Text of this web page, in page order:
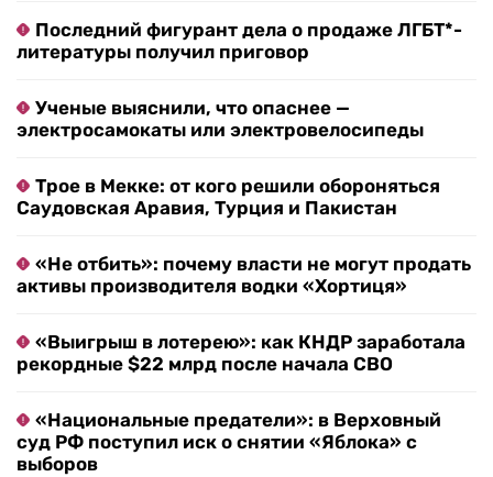
Последний фигурант дела о продаже ЛГБТ*-
литературы получил приговор
Ученые выяснили, что опаснее —
электросамокаты или электровелосипеды
Трое в Мекке: от кого решили обороняться
Саудовская Аравия, Турция и Пакистан
«Не отбить»: почему власти не могут продать
активы производителя водки «Хортиця»
«Выигрыш в лотерею»: как КНДР заработала
рекордные $22 млрд после начала СВО
«Национальные предатели»: в Верховный
суд РФ поступил иск о снятии «Яблока» с
выборов